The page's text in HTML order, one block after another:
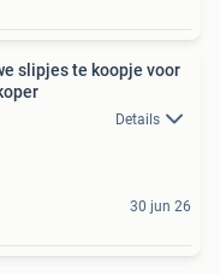
slipjes te koopje voor
Details
30 jun 26